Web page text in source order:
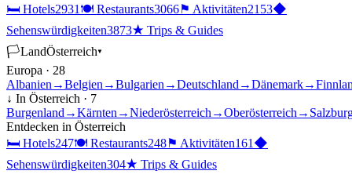
🛏 Hotels2931 🍽 Restaurants3066⚑ Aktivitäten2153◆
Sehenswürdigkeiten3873★ Trips & Guides
🏳LandÖsterreich▾
Europa · 28
Albanien →Belgien →Bulgarien →Deutschland →Dänemark→
↓ In Österreich · 7
Burgenland →Kärnten →Niederösterreich →Oberösterreich →
Entdecken in Österreich
🛏 Hotels247🍽 Restaurants248⚑ Aktivitäten161 ◆
Sehenswürdigkeiten304★ Trips & Guides